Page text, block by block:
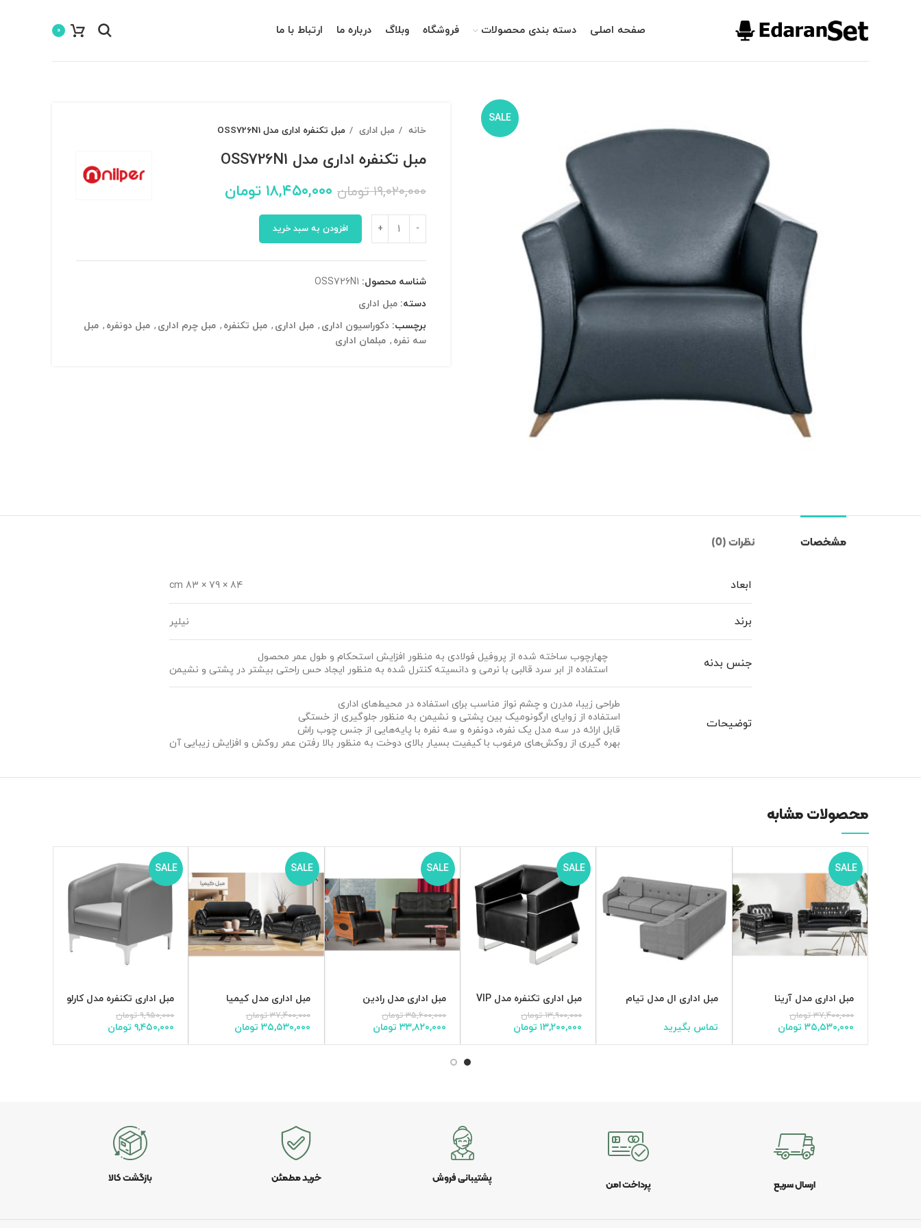
صفحه اصلی دسته بندی محصولات فروشگاه وبلاگ درباره ما ارتباط با ما 0
SALE
خانه
مبل اداری مبل تکنفره اداری مدل OSS726N1
مبل تکنفره اداری مدل OSS726N1
۱۹,۰۲۰,۰۰۰ تومان ۱۸,۴۵۰,۰۰۰ تومان
افزودن به سبد خرید
شناسه محصول: OSS726N1
دسته: مبل اداری
برچسب: دکوراسیون اداری , مبل اداری , مبل تکنفره , مبل چرم اداری , مبل دونفره , مبل
سه نفره , مبلمان اداری
مشخصات نظرات (0)
ابعاد 84 × 79 × 83 cm
برند نیلپر
جنس بدنه
چهارچوب ساخته شده از پروفیل فولادی به منظور افزایش استحکام و طول عمر محصول
استفاده از ابر سرد قالبی با نرمی و دانسیته کنترل شده به منظور ایجاد حس راحتی بیشتر در پشتی و نشیمن
توضیحات
طراحی زیبا، مدرن و چشم نواز مناسب برای استفاده در محیط‌های اداری
استفاده از زوایای ارگونومیک بین پشتی و نشیمن به منظور جلوگیری از خستگی
قابل ارائه در سه مدل یک نفره، دونفره و سه نفره با پایه‌هایی از جنس چوب راش
بهره گیری از روکش‌های مرغوب با کیفیت بسیار بالای دوخت به منظور بالا رفتن عمر روکش و افزایش زیبایی آن
محصولات مشابه
SALE
مبل اداری مدل آرینا
۳۷,۴۰۰,۰۰۰ تومان
۳۵,۵۳۰,۰۰۰ تومان
مبل اداری ال مدل تیام
تماس بگیرید
SALE
مبل اداری تکنفره مدل VIP
۱۳,۹۰۰,۰۰۰ تومان
۱۳,۲۰۰,۰۰۰ تومان
SALE
مبل اداری مدل رادین
۳۵,۶۰۰,۰۰۰ تومان
۳۳,۸۲۰,۰۰۰ تومان
SALE
مبل اداری مدل کیمیا
۳۷,۴۰۰,۰۰۰ تومان
۳۵,۵۳۰,۰۰۰ تومان
SALE
مبل اداری تکنفره مدل کارلو
۹,۹۵۰,۰۰۰ تومان
۹,۴۵۰,۰۰۰ تومان
ارسال سریع پرداخت امن پشتیبانی فروش خرید مطمئن بازگشت کالا